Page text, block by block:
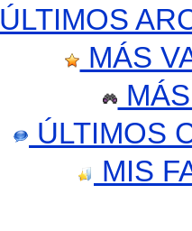
ÚLTIMOS
MÁS
ÚLTIMOS
MIS